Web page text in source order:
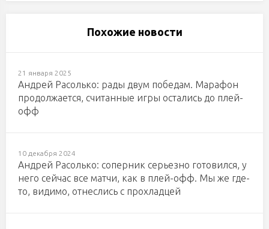
Похожие новости
21 января 2025
Андрей Расолько: рады двум победам. Марафон
продолжается, считанные игры остались до плей-
офф
10 декабря 2024
Андрей Расолько: соперник серьезно готовился, у
него сейчас все матчи, как в плей-офф. Мы же где-
то, видимо, отнеслись с прохладцей